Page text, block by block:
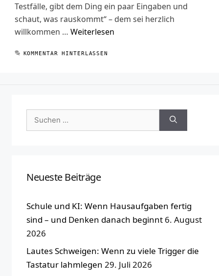
Testfälle, gibt dem Ding ein paar Eingaben und
schaut, was rauskommt“ – dem sei herzlich
willkommen … Weiterlesen
KOMMENTAR HINTERLASSEN
Suchen
nach:
Neueste Beiträge
Schule und KI: Wenn Hausaufgaben fertig
sind – und Denken danach beginnt 6. August
2026
Lautes Schweigen: Wenn zu viele Trigger die
Tastatur lahmlegen 29. Juli 2026